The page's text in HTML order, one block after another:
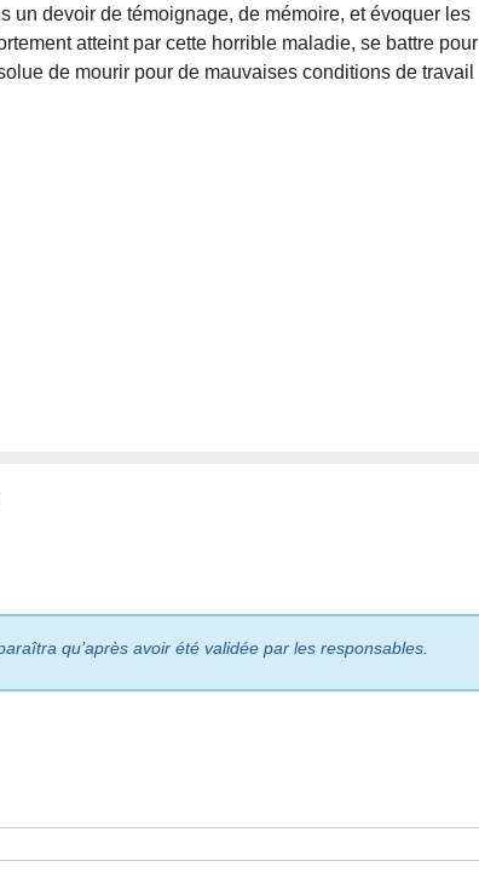
un devoir de témoignage, de mémoire, et évoquer les
atteint par cette horrible maladie, se battre pour
de mourir pour de mauvaises conditions de travail
qu’après avoir été validée par les responsables.